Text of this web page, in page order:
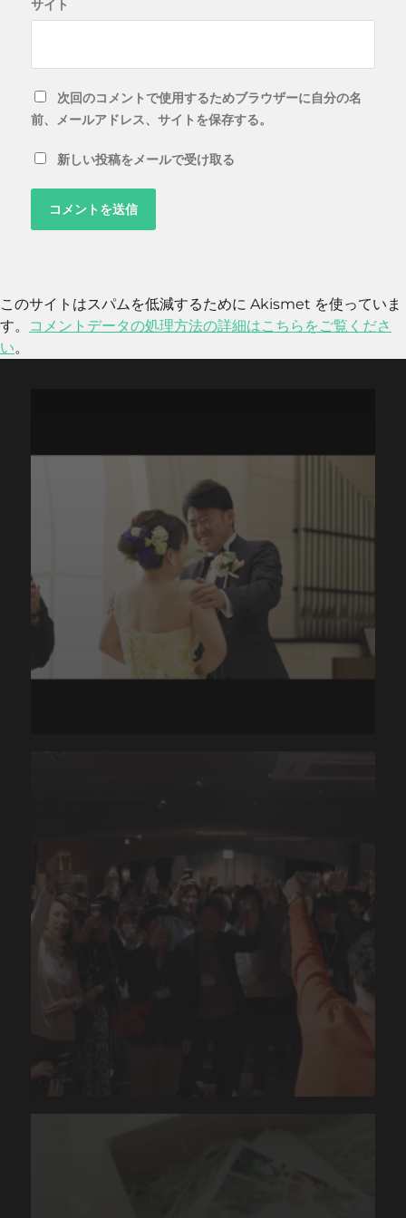
サイト
次回のコメントで使用するためブラウザーに自分の名
前、メールアドレス、サイトを保存する。
新しい投稿をメールで受け取る
このサイトはスパムを低減するために Akismet を使っていま
す。
コメントデータの処理方法の詳細はこちらをご覧くださ
い。